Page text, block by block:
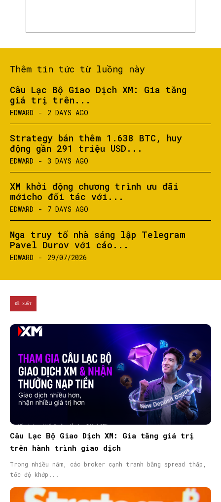
Thêm tin tức từ luồng này
Câu Lạc Bộ Giao Dịch XM: Gia tăng
giá trị trên...
EDWARD - 2 DAYS AGO
Strategy bán thêm 1.638 BTC, huy
động gần 291 triệu USD...
EDWARD - 3 DAYS AGO
XM khởi động chương trình ưu đãi
mớicho đối tác với...
EDWARD - 7 DAYS AGO
Nga truy tố nhà sáng lập Telegram
Pavel Durov với cáo...
EDWARD - 29/07/2026
ĐỀ XUẤT
Câu Lạc Bộ Giao Dịch XM: Gia tăng giá trị
trên hành trình giao dịch
Trong nhiều năm, các broker cạnh tranh bằng spread thấp,
tốc độ khớp...